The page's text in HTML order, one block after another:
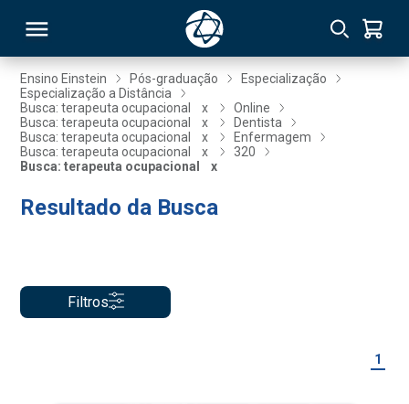
Ensino Einstein Pós-graduação
Especialização
Especialização a Distância
Busca: terapeuta ocupacional
x
Online
Busca: terapeuta ocupacional
x
Dentista
Busca: terapeuta ocupacional
x
Enfermagem
Busca: terapeuta ocupacional
x
320
Busca: terapeuta ocupacional
x
Resultado da Busca
Filtros
1